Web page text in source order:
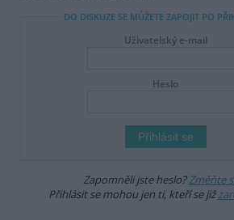
DO DISKUZE SE MŮŽETE ZAPOJIT PO
Uživatelský e-mail
Heslo
Zapomněli jste heslo?Změňte
Přihlásit se mohou jen ti, kteří se již